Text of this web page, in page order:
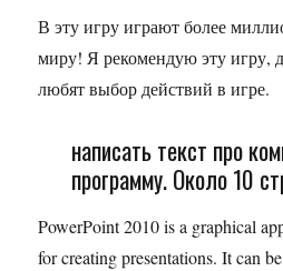
В эту игру играют более
миру! Я рекомендую эту игру,
любят выбор действий в игре.
написать текст про
программу. Около 10
PowerPoint 2010 is a graphical
for creating presentations. It can